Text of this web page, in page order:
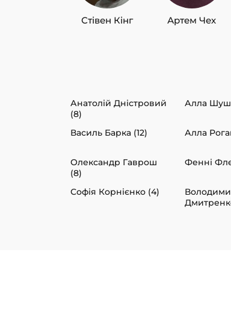
Стівен Кінг Артем Чех
Анатолій Дністровий
(8)
Алла
Василь Барка (12) Алла
Олександр Гаврош
(8)
Фенні
Софія Корнієнко (4)